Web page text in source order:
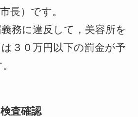
長） です。
務に違反して，美容所を
３０万円以下の罰金が予
査確認